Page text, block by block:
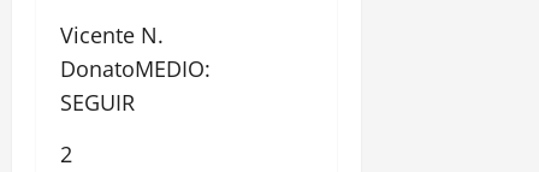
Vicente N.
DonatoMEDIO:
SEGUIR
2